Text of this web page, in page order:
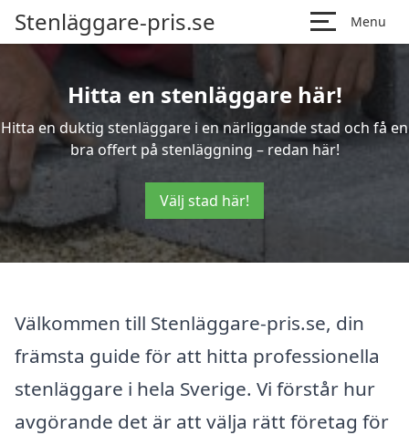
Stenläggare-pris.se Menu
Hitta en stenläggare här!
Hitta en duktig stenläggare i en närliggande stad och få en
bra offert på stenläggning – redan här!
Välj stad här!
Välkommen till Stenläggare-pris.se, din
främsta guide för att hitta professionella
stenläggare i hela Sverige. Vi förstår hur
avgörande det är att välja rätt företag för